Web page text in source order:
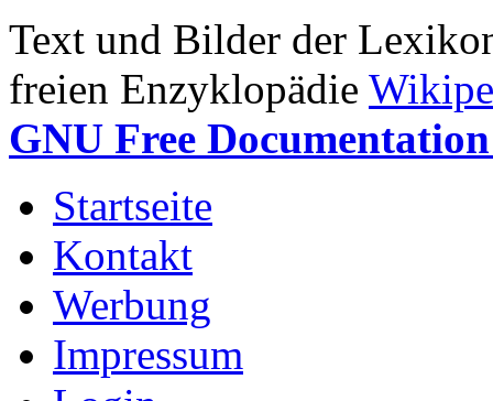
Text und Bilder der
freien Enzyklopädie
GNU Free
Startseite
Kontakt
Werbung
Impressum